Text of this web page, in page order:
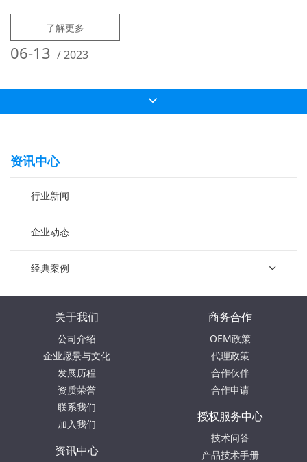
了解更多
06-13 /2023
资讯中心
行业新闻
企业动态
经典案例
关于我们
公司介绍
企业愿景与文化
发展历程
资质荣誉
联系我们
加入我们
商务合作
OEM政策
代理政策
合作伙伴
合作申请
授权服务中心
技术问答
产品技术手册
资讯中心